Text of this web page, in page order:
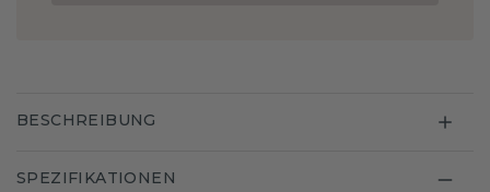
BESCHREIBUNG
SPEZIFIKATIONEN